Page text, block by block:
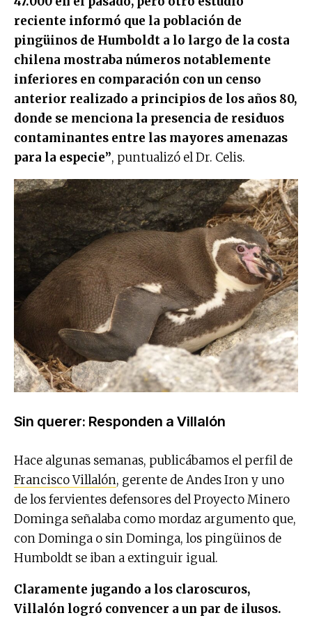
reciente informó que la población de
pingüinos de Humboldt a lo largo de la costa
chilena mostraba números notablemente
inferiores en comparación con un censo
anterior realizado a principios de los años 80,
donde se menciona la presencia de residuos
contaminantes entre las mayores amenazas
para la especie”, puntualizó el Dr. Celis.
Sin querer: Responden a Villalón
Hace algunas semanas, publicábamos el perfil de
Francisco Villalón, gerente de Andes Iron y uno
de los fervientes defensores del Proyecto Minero
Dominga señalaba como mordaz argumento que,
con Dominga o sin Dominga, los pingüinos de
Humboldt se iban a extinguir igual.
Claramente jugando a los claroscuros,
Villalón logró convencer a un par de ilusos.